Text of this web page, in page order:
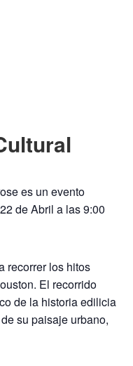
es un evento
de Abril a las 9:00
recorrer los hitos
El recorrido
de la historia edilicia
su paisaje urbano,